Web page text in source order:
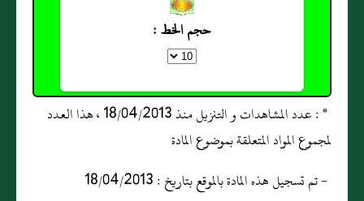
حجم الخط :
* : عدد المشاهدات و التنزيل منذ 18/04/2013 ، هذا العدد
لمجموع المواد المتعلقة بموضوع المادة
- تم تسجيل هذه المادة بالموقع بتاريخ : 18/04/2013